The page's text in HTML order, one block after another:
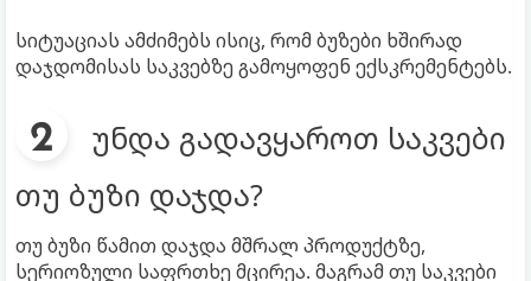
სიტუაციას ამძიმებს ისიც, რომ ბუზები ხშირად
დაჯდომისას საკვებზე გამოყოფენ ექსკრემენტებს.
უნდა გადავყაროთ საკვები
თუ ბუზი დაჯდა?
თუ ბუზი წამით დაჯდა მშრალ პროდუქტზე,
სერიოზული საფრთხე მცირეა. მაგრამ თუ საკვები